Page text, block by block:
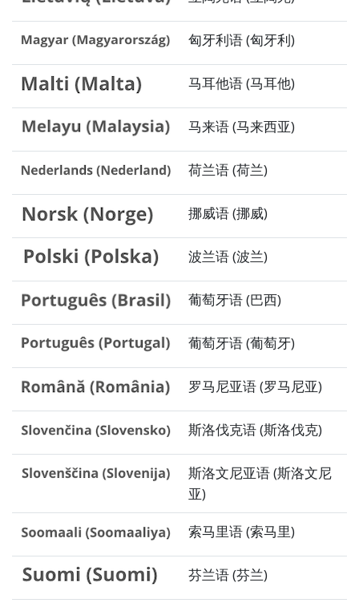
匈牙利语 (匈牙利)
马耳他语 (马耳他)
马来语 (马来西亚)
荷兰语 (荷兰)
挪威语 (挪威)
波兰语 (波兰)
葡萄牙语 (巴西)
葡萄牙语 (葡萄牙)
罗马尼亚语 (罗马尼亚)
斯洛伐克语 (斯洛伐克)
斯洛文尼亚语 (斯洛文尼
亚)
索马里语 (索马里)
芬兰语 (芬兰)